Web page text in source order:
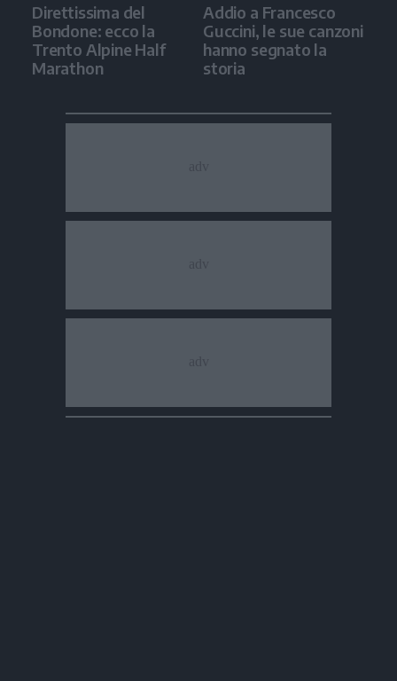
Direttissima del
Bondone: ecco la
Trento Alpine Half
Marathon
Addio a Francesco
Guccini, le sue canzoni
hanno segnato la
storia